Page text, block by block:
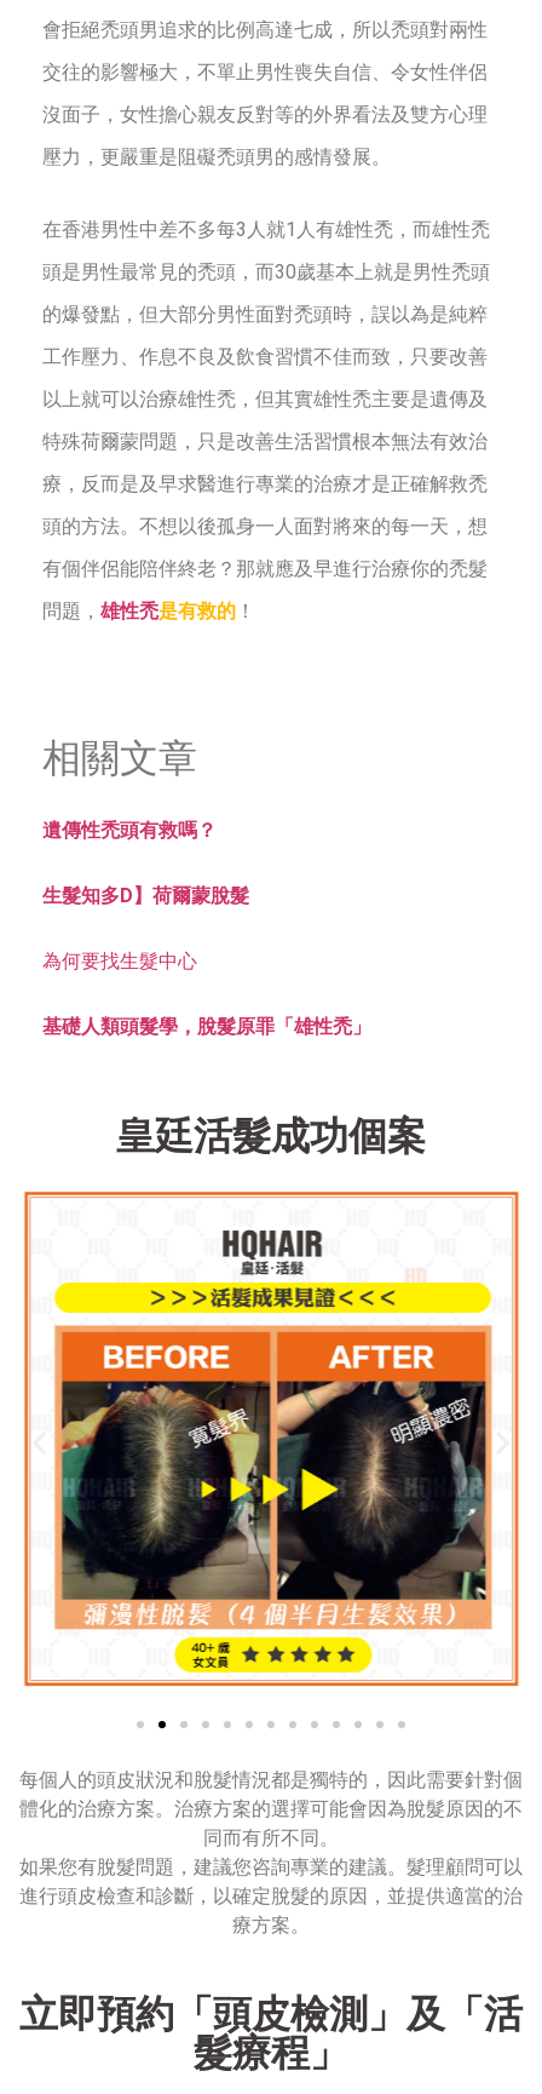
會拒絕禿頭男追求的比例高達七成，所以禿頭對兩性
交往的影響極大，不單止男性喪失自信、令女性伴侶
沒面子，女性擔心親友反對等的外界看法及雙方心理
壓力，更嚴重是阻礙禿頭男的感情發展。
在香港男性中差不多每3人就1人有雄性禿，而雄性禿
頭是男性最常見的禿頭，而30歲基本上就是男性禿頭
的爆發點，但大部分男性面對禿頭時，誤以為是純粹
工作壓力、作息不良及飲食習慣不佳而致，只要改善
以上就可以治療雄性禿，但其實雄性禿主要是遺傳及
特殊荷爾蒙問題，只是改善生活習慣根本無法有效治
療，反而是及早求醫進行專業的治療才是正確解救禿
頭的方法。不想以後孤身一人面對將來的每一天，想
有個伴侶能陪伴終老？那就應及早進行治療你的禿髮
問題， 雄性禿是有救的 ！
相關文章
遺傳性禿頭有救嗎？
生髮知多D】荷爾蒙脫髮
為何要找生髮中心
基礎人類頭髮學，脫髮原罪 「雄性禿」
皇廷活髮成功個案
每個人的頭皮狀況和脫髮情況都是獨特的，因此需要針對個
體化的治療方案。治療方案的選擇可能會因為脫髮原因的不
同而有所不同。
如果您有脫髮問題，建議您咨詢專業的建議。髮理顧問可以
進行頭皮檢查和診斷，以確定脫髮的原因，並提供適當的治
療方案。
立即預約「頭皮檢測」及「活
髮療程」